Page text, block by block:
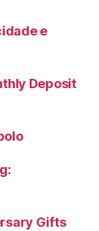
e
Deposit
Gifts